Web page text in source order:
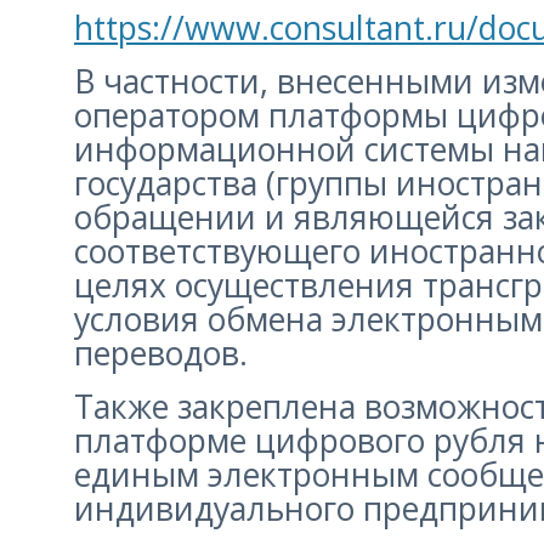
https://www.consultant.ru/
В частности, внесенными
оператором платформы
информационной системы
государства (группы
обращении и являющейся
соответствующего
целях осуществления
условия обмена
переводов.
Также закреплена
платформе цифрового рубля
единым электронным
индивидуального